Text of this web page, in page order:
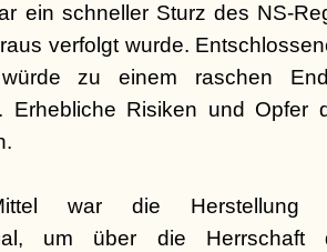
ein schneller Sturz des NS-
verfolgt wurde.
würde zu einem raschen
Erhebliche Risiken und Opfer
war die Herstellung
um über die Herrschaft